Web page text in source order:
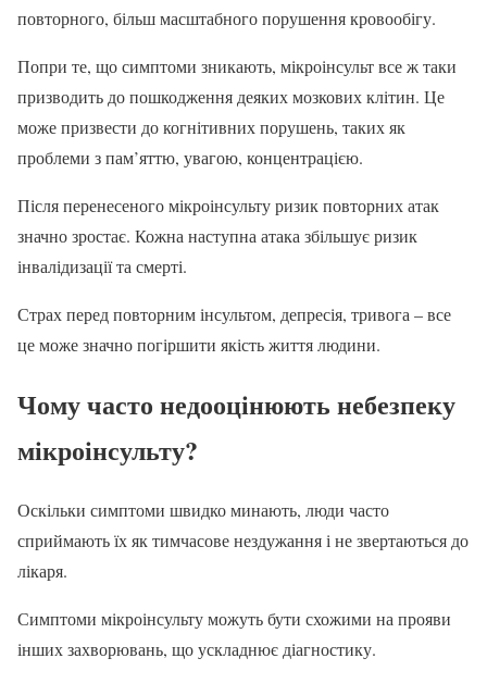
повторного, більш масштабного порушення кровообігу.
Попри те, що симптоми зникають, мікроінсульт все ж таки
призводить до пошкодження деяких мозкових клітин. Це
може призвести до когнітивних порушень, таких як
проблеми з пам’яттю, увагою, концентрацією.
Після перенесеного мікроінсульту ризик повторних атак
значно зростає. Кожна наступна атака збільшує ризик
інвалідизації та смерті.
Страх перед повторним інсультом, депресія, тривога – все
це може значно погіршити якість життя людини.
Чому часто недооцінюють небезпеку
мікроінсульту?
Оскільки симптоми швидко минають, люди часто
сприймають їх як тимчасове нездужання і не звертаються до
лікаря.
Симптоми мікроінсульту можуть бути схожими на прояви
інших захворювань, що ускладнює діагностику.